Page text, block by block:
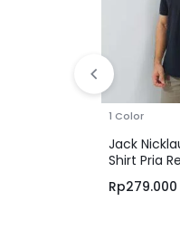
1 Color
Jack
Shirt Pria
Rp279.000